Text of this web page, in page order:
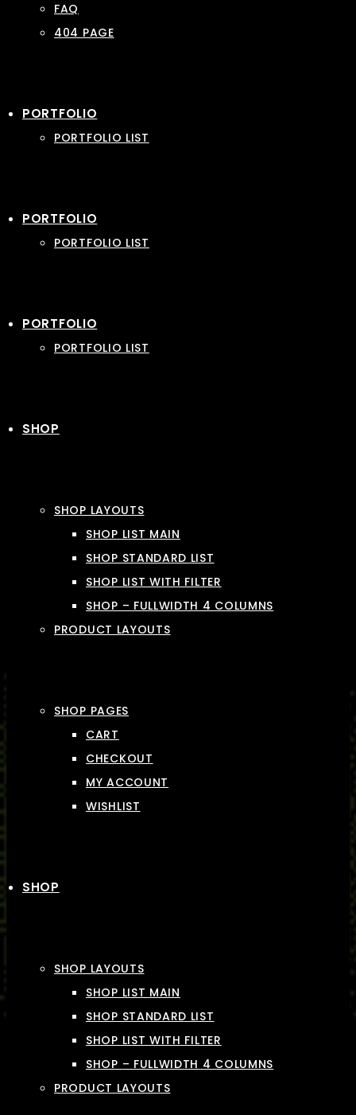
FAQ
404 PAGE
PORTFOLIO
PORTFOLIO LIST
PORTFOLIO
PORTFOLIO LIST
PORTFOLIO
PORTFOLIO LIST
SHOP
SHOP LAYOUTS
SHOP LIST MAIN
SHOP STANDARD LIST
SHOP LIST WITH FILTER
SHOP – FULLWIDTH 4 COLUMNS
PRODUCT LAYOUTS
SHOP PAGES
CART
CHECKOUT
MY ACCOUNT
WISHLIST
SHOP
SHOP LAYOUTS
SHOP LIST MAIN
SHOP STANDARD LIST
SHOP LIST WITH FILTER
SHOP – FULLWIDTH 4 COLUMNS
PRODUCT LAYOUTS